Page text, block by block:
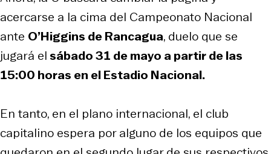
acercarse a la cima del Campeonato Nacional
ante O’Higgins de Rancagua, duelo que se
jugará elsábado 31 de mayo a partir de las
15:00 horas en el Estadio Nacional.
En tanto, en el plano internacional, el club
capitalino espera por alguno de los equipos que